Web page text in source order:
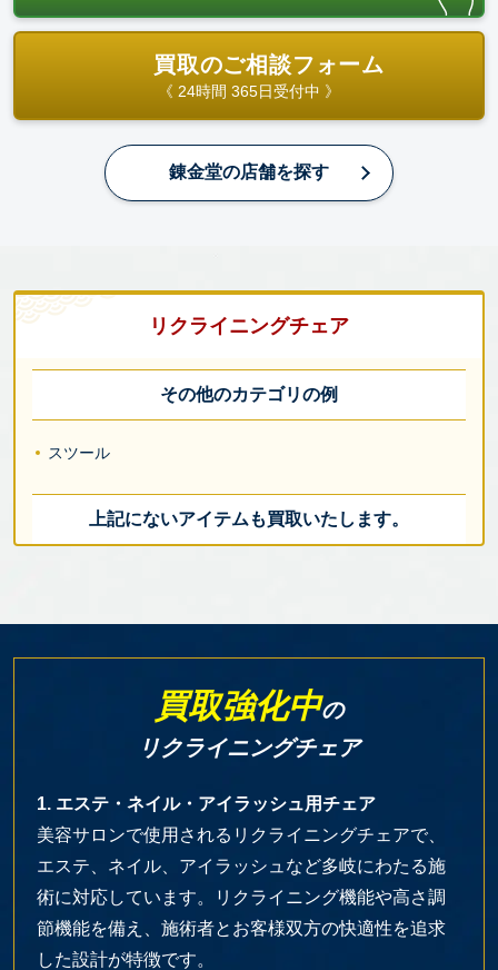
買取のご相談フォーム
《 24時間 365日受付中 》
錬金堂の店舗を探す
リクライニングチェア
その他のカテゴリの例
スツール
上記にないアイテムも買取いたします。
買取強化中の
リクライニングチェア
1. エステ・ネイル・アイラッシュ用チェア
美容サロンで使用されるリクライニングチェアで、
エステ、ネイル、アイラッシュなど多岐にわたる施
術に対応しています。リクライニング機能や高さ調
節機能を備え、施術者とお客様双方の快適性を追求
した設計が特徴です。